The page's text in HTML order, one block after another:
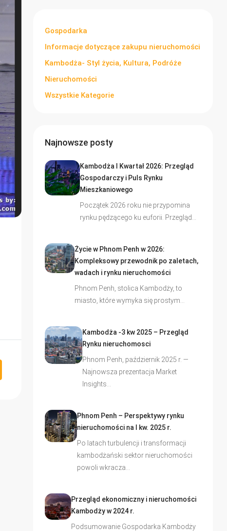
Gospodarka
Informacje dotyczące zakupu nieruchomości
Kambodża- Styl życia, Kultura, Podróże
Nieruchomości
Wszystkie Kategorie
Najnowsze posty
Kambodża I Kwartał 2026: Przegląd
Gospodarczy i Puls Rynku
Mieszkaniowego
Początek 2026 roku nie przypomina
rynku pędzącego ku euforii. Przegląd…
Życie w Phnom Penh w 2026:
Kompleksowy przewodnik po zaletach,
wadach i rynku nieruchomości
Phnom Penh, stolica Kambodży, to
miasto, które wymyka się prostym…
Kambodża -3 kw 2025 – Przegląd
Rynku nieruchomosci
Phnom Penh, październik 2025 r. —
Najnowsza prezentacja Market
Insights…
Phnom Penh – Perspektywy rynku
nieruchomości na I kw. 2025 r.
Po latach turbulencji i transformacji
kambodżański sektor nieruchomości
powoli wkracza…
Przegląd ekonomiczny i nieruchomości
Kambodży w 2024 r.
Podsumowanie Gospodarka Kambodży